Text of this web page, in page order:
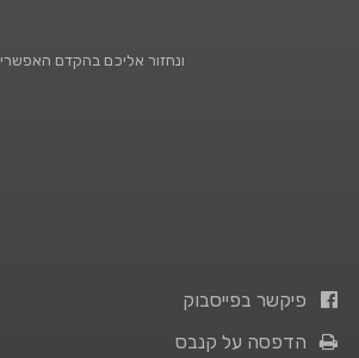
ונחזור אליכם בהקדם האפשרי
פיקשר בפייסבוק
הדפסה על קנבס